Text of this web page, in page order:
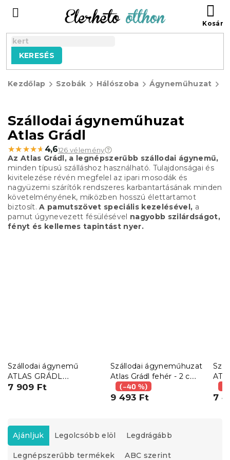
tartalomhoz
KERESÉS
Kezdőlap Szobák Hálószoba Ágyneműhuzat
Szállodai ágyneműhuzat
Atlas Grádl
★★★★★
★★★★★ 4,6126 vélemény
Az Atlas Grádl, a legnépszerűbb szállodai ágynemű,
minden típusú szálláshoz használható. Tulajdonságai és
kivitelezése révén megfelel az ipari mosodák és
nagyüzemi szárítók rendszeres karbantartásának minden
követelményének, miközben hosszú élettartamot
biztosít. A pamutszövet speciális kezelésével, a
pamut úgynevezett fésülésével nagyobb szilárdságot,
fényt és kellemes tapintást nyer.
Szállodai ágynemű
ATLAS GRÁDL
STANDARD fehér - 2
7 909 Ft
Szállodai ágyneműhuzat
Atlas Grádl fehér - 2 cm
kártolt pamut csík
(–40 %)
9 493 Ft 7
T
e
r
Ajánljuk Legolcsóbb elöl Legdrágább
Legnépszerűbb termékek ABC szerint